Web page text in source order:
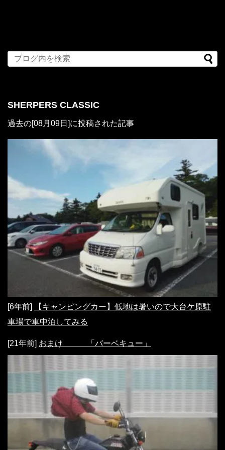
SHERPERS CLASSIC
過去の[08月09日]に投稿された記事
[6年前]
【キャンピングカー】低地は暑いので大台ケ原駐
車場で車中泊してみる
[21年前] おまけ 「バーベキュー」